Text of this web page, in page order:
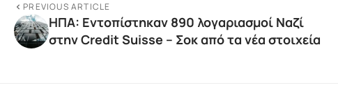
PREVIOUS ARTICLE
ΗΠΑ: Εντοπίστηκαν 890 λογαριασμοί Ναζί
στην Credit Suisse – Σοκ από τα νέα στοιχεία